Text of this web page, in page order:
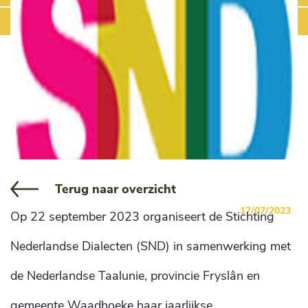
Terug naar overzicht
17/07/2023
Op 22 september 2023 organiseert de Stichting
Nederlandse Dialecten (SND) in samenwerking met
de Nederlandse Taalunie, provincie Fryslân en